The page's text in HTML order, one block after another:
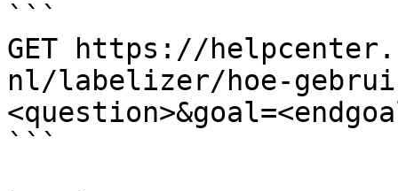
```
GET https://
nl/labelizer/hoe-
```